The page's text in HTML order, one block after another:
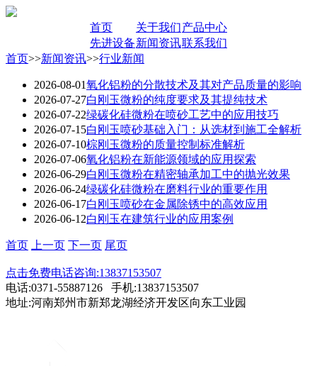
首页 关于我们产品中心
先进设备新闻资讯联系我们
首页>>新闻资讯>>行业新闻
2026-08-01氧化铝粉的分散技术及其对产品质量的影响
2026-07-27白刚玉微粉的纯度要求及其提纯技术
2026-07-22绿碳化硅微粉在喷砂工艺中的应用技巧
2026-07-15白刚玉喷砂基础入门：从选材到施工全解析
2026-07-10棕刚玉微粉的质量控制标准解析
2026-07-06氧化铝粉在新能源领域的应用探索
2026-06-29白刚玉微粉在精密轴承加工中的抛光效果
2026-06-24绿碳化硅微粉在磨料行业的重要作用
2026-06-17白刚玉喷砂在金属除锈中的高效应用
2026-06-12白刚玉在建筑行业的应用案例
首页 上一页 下一页 尾页
点击免费电话咨询:13837153507
电话:0371-55887126 手机:13837153507
地址:河南郑州市新郑龙湖经济开发区向东工业园